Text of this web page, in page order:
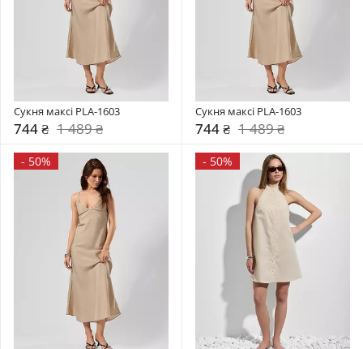
Сукня максі PLA-1603
744 ₴ 1 489 ₴
Сукня максі PLA-1603
744 ₴ 1 489 ₴
- 50% - 50%